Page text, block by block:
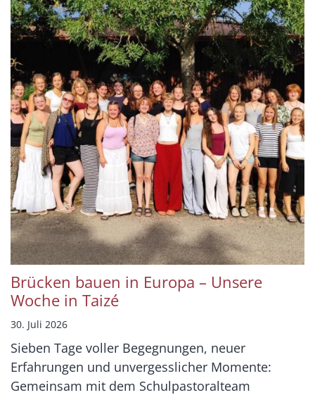
Brücken bauen in Europa – Unsere
Woche in Taizé
30. Juli 2026
Sieben Tage voller Begegnungen, neuer
Erfahrungen und unvergesslicher Momente:
Gemeinsam mit dem Schulpastoralteam